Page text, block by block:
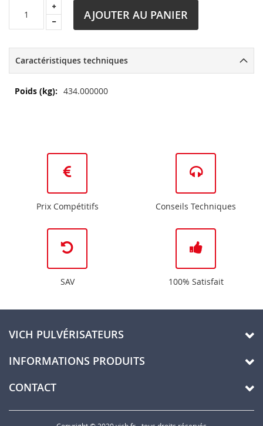
AJOUTER AU PANIER
Caractéristiques techniques
Plus
434.000000
Prix Compétitifs Conseils Techniques
SAV 100% Satisfait
VICH PULVÉRISATEURS
INFORMATIONS PRODUITS
CONTACT